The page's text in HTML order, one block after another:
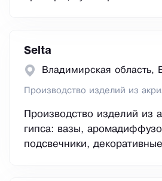
Selta
Владимирская область,
Производство изделий из
Производство изделий из
гипса: вазы,
подсвечники,